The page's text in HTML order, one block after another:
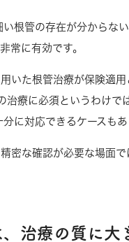
根管の存在が分からな
常に有効です。
いた根管治療が保険適
治療に必須というわけで
に対応できるケースもあ
密な確認が必要な場面
、治療の質に大